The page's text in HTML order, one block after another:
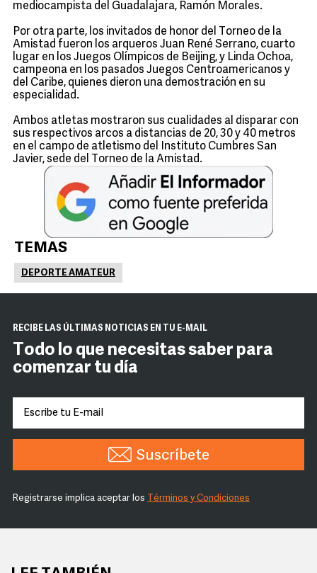
mediocampista del Guadalajara, Ramón Morales.
Por otra parte, los invitados de honor del Torneo de la
Amistad fueron los arqueros Juan René Serrano, cuarto
lugar en los Juegos Olímpicos de Beijing, y Linda Ochoa,
campeona en los pasados Juegos Centroamericanos y
del Caribe, quienes dieron una demostración en su
especialidad.
Ambos atletas mostraron sus cualidades al disparar con
sus respectivos arcos a distancias de 20, 30 y 40 metros
en el campo de atletismo del Instituto Cumbres San
Javier, sede del Torneo de la Amistad.
TEMAS
DEPORTE AMATEUR
RECIBE LAS ÚLTIMAS NOTICIAS EN TU E-MAIL
Todo lo que necesitas saber para
comenzar tu día
Suscríbete
Registrarse implica aceptar los Términos y Condiciones